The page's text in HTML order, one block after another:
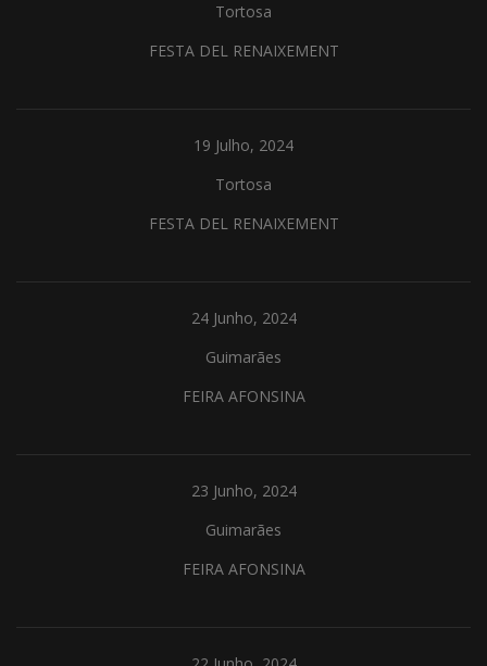
Tortosa
FESTA DEL RENAIXEMENT
19 Julho, 2024
Tortosa
FESTA DEL RENAIXEMENT
24 Junho, 2024
Guimarães
FEIRA AFONSINA
23 Junho, 2024
Guimarães
FEIRA AFONSINA